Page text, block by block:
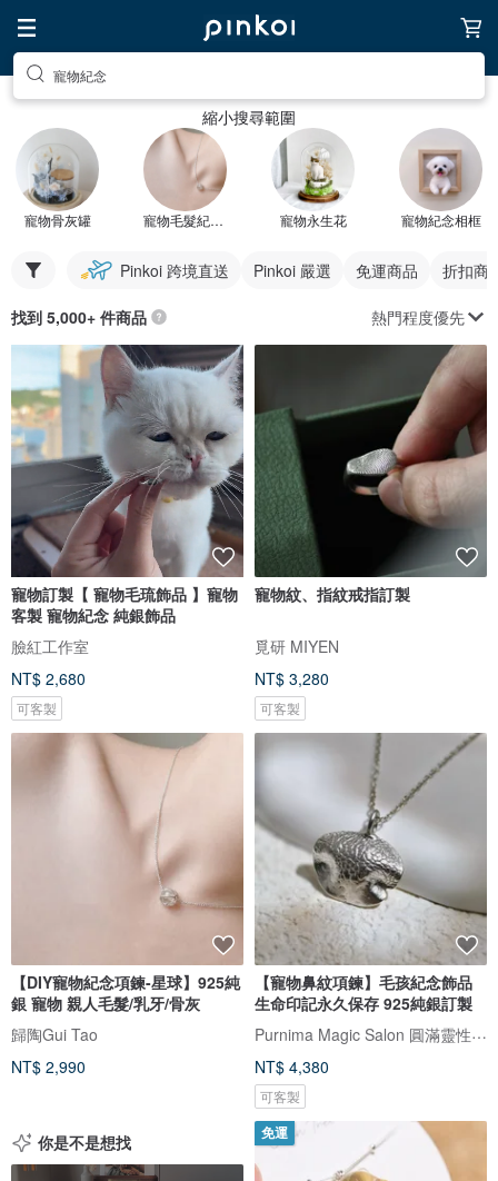
寵物紀念
縮小搜尋範圍
寵物骨灰罐 寵物毛髮紀念飾品 寵物永生花 寵物紀念相框
Pinkoi 跨境直送 Pinkoi 嚴選 免運商品 折扣商
找到 5,000+ 件商品 熱門程度優先
寵物訂製【 寵物毛琉飾品 】寵物
客製 寵物紀念 純銀飾品
臉紅工作室
NT$ 2,680
可客製
寵物紋、指紋戒指訂製
覓研 MIYEN
NT$ 3,280
可客製
【DIY寵物紀念項鍊-星球】925純
銀 寵物 親人毛髮/乳牙/骨灰
歸陶Gui Tao
NT$ 2,990
【寵物鼻紋項鍊】毛孩紀念飾品
生命印記永久保存 925純銀訂製
Purnima Magic Salon 圓滿靈性工作坊
NT$ 4,380
可客製
你是不是想找 免運